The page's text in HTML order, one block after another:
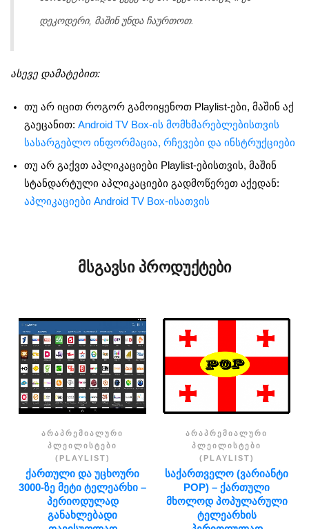
დეკოდერი, მაშინ უნდა ჩაურთოთ.
ასევე დამატებით:
თუ არ იცით როგორ გამოიყენოთ Playlist-ები, მაშინ აქ
გაეცანით: Android TV Box-ის მომხმარებლებისთვის
სასარგებლო ინფორმაცია, რჩევები და ინსტრუქციები
თუ არ გაქვთ აპლიკაციები Playlist-ებისთვის, მაშინ
სტანდარტული აპლიკაციები გადმოწერეთ აქედან:
აპლიკაციები Android TV Box-ისათვის
ᲛᲡᲒᲐᲕᲡᲘ ᲞᲠᲝᲓᲣᲥᲢᲔᲑᲘ
ᲐᲠᲐᲞᲠᲔᲛᲘᲐᲚᲣᲠᲘ
ᲞᲚᲔᲘᲚᲘᲡᲢᲔᲑᲘ
(PLAYLIST)
ᲥᲐᲠᲗᲣᲚᲘ ᲓᲐ ᲣᲪᲮᲝᲣᲠᲘ
3000-ᲖᲔ ᲛᲔᲢᲘ ᲢᲔᲚᲔᲐᲠᲮᲘ –
ᲞᲔᲠᲘᲝᲓᲣᲚᲐᲓ
ᲒᲐᲜᲐᲮᲚᲔᲑᲐᲓᲘ
ᲐᲠᲐᲞᲠᲔᲛᲘᲐᲚᲣᲠᲘ
ᲞᲚᲔᲘᲚᲘᲡᲢᲔᲑᲘ
(PLAYLIST)
ᲡᲐᲥᲐᲠᲗᲕᲔᲚᲝ (ᲕᲐᲠᲘᲐᲜᲢᲘ
POP) – ᲥᲐᲠᲗᲣᲚᲘ
ᲛᲮᲝᲚᲝᲓ ᲞᲝᲞᲣᲚᲐᲠᲣᲚᲘ
ᲢᲔᲚᲔᲐᲠᲮᲘᲡ